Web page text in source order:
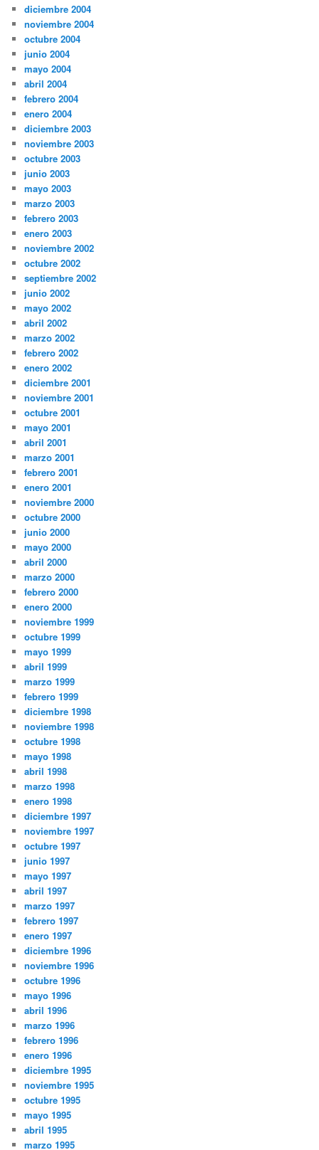
diciembre 2004
noviembre 2004
octubre 2004
junio 2004
mayo 2004
abril 2004
febrero 2004
enero 2004
diciembre 2003
noviembre 2003
octubre 2003
junio 2003
mayo 2003
marzo 2003
febrero 2003
enero 2003
noviembre 2002
octubre 2002
septiembre 2002
junio 2002
mayo 2002
abril 2002
marzo 2002
febrero 2002
enero 2002
diciembre 2001
noviembre 2001
octubre 2001
mayo 2001
abril 2001
marzo 2001
febrero 2001
enero 2001
noviembre 2000
octubre 2000
junio 2000
mayo 2000
abril 2000
marzo 2000
febrero 2000
enero 2000
noviembre 1999
octubre 1999
mayo 1999
abril 1999
marzo 1999
febrero 1999
diciembre 1998
noviembre 1998
octubre 1998
mayo 1998
abril 1998
marzo 1998
enero 1998
diciembre 1997
noviembre 1997
octubre 1997
junio 1997
mayo 1997
abril 1997
marzo 1997
febrero 1997
enero 1997
diciembre 1996
noviembre 1996
octubre 1996
mayo 1996
abril 1996
marzo 1996
febrero 1996
enero 1996
diciembre 1995
noviembre 1995
octubre 1995
mayo 1995
abril 1995
marzo 1995